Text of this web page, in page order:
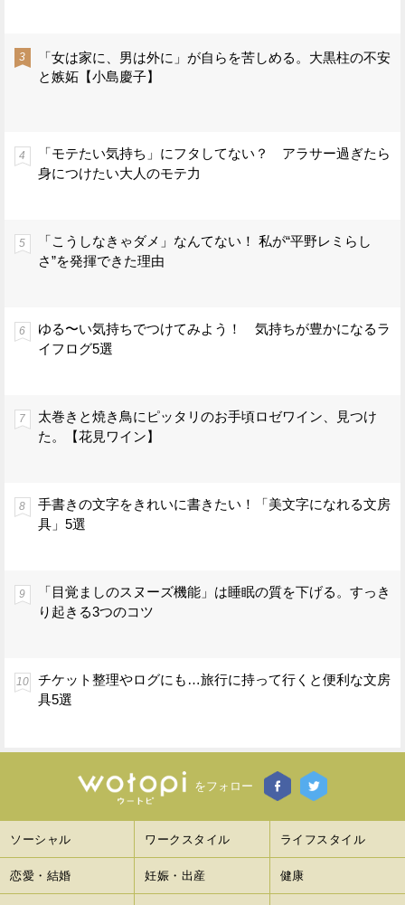
「女は家に、男は外に」が自らを苦しめる。大黒柱の不安
と嫉妬【小島慶子】
「モテたい気持ち」にフタしてない？ アラサー過ぎたら
身につけたい大人のモテ力
「こうしなきゃダメ」なんてない！ 私が“平野レミらし
さ”を発揮できた理由
ゆる〜い気持ちでつけてみよう！ 気持ちが豊かになるラ
イフログ5選
太巻きと焼き鳥にピッタリのお手頃ロゼワイン、見つけ
た。【花見ワイン】
手書きの文字をきれいに書きたい！「美文字になれる文房
具」5選
「目覚ましのスヌーズ機能」は睡眠の質を下げる。すっき
り起きる3つのコツ
チケット整理やログにも…旅行に持って行くと便利な文房
具5選
をフォロー
ソーシャル ワークスタイル ライフスタイル
恋愛・結婚 妊娠・出産 健康